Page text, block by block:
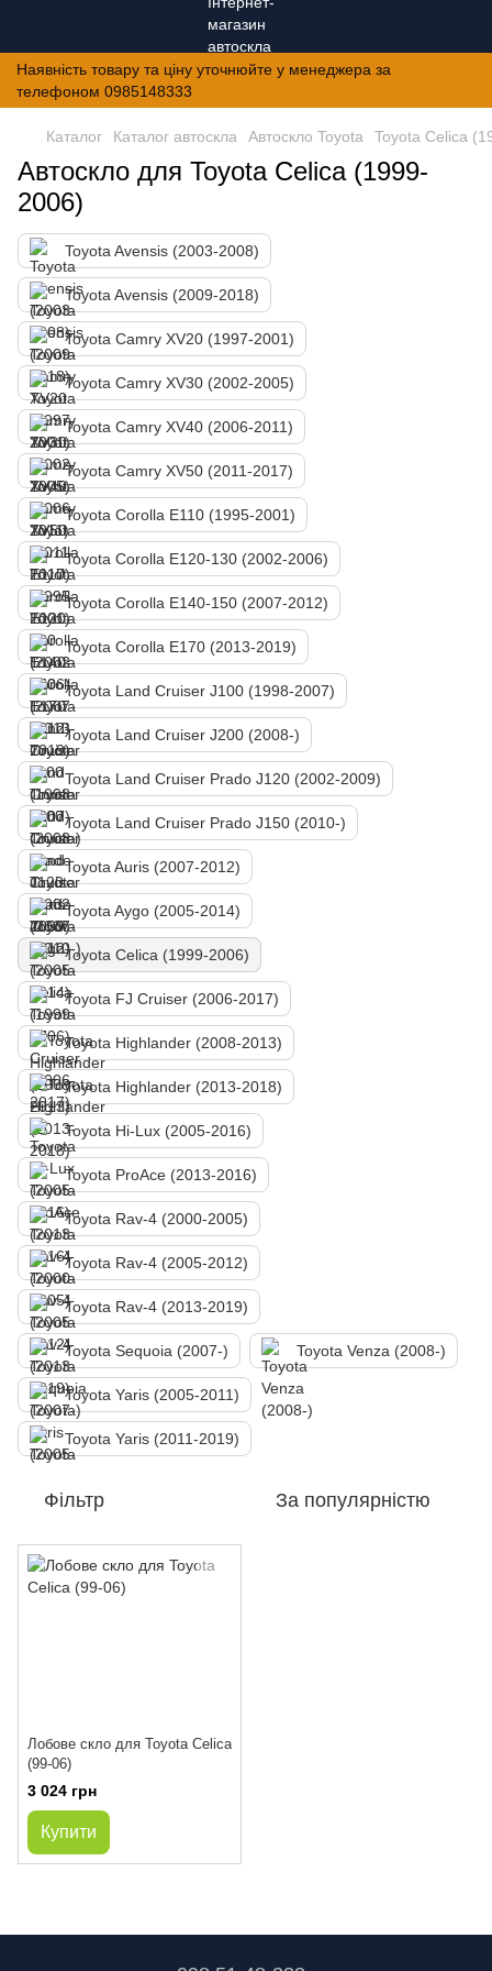
Наявність товару та ціну уточнюйте у менеджера за
телефоном 0985148333
Каталог Каталог автоскла Автоскло Toyota Toyota Celica
Автоскло для Toyota Celica (1999-
2006)
Toyota Avensis (2003-2008)
Toyota Avensis (2009-2018)
Toyota Camry XV20 (1997-2001)
Toyota Camry XV30 (2002-2005)
Toyota Camry XV40 (2006-2011)
Toyota Camry XV50 (2011-2017)
Toyota Corolla E110 (1995-2001)
Toyota Corolla E120-130 (2002-2006)
Toyota Corolla E140-150 (2007-2012)
Toyota Corolla E170 (2013-2019)
Toyota Land Cruiser J100 (1998-2007)
Toyota Land Cruiser J200 (2008-)
Toyota Land Cruiser Prado J120 (2002-2009)
Toyota Land Cruiser Prado J150 (2010-)
Toyota Auris (2007-2012)
Toyota Aygo (2005-2014)
Toyota Celica (1999-2006)
Toyota FJ Cruiser (2006-2017)
Toyota Highlander (2008-2013)
Toyota Highlander (2013-2018)
Toyota Hi-Lux (2005-2016)
Toyota ProAce (2013-2016)
Toyota Rav-4 (2000-2005)
Toyota Rav-4 (2005-2012)
Toyota Rav-4 (2013-2019)
Toyota Sequoia (2007-) Toyota Venza (2008-)
Toyota Yaris (2005-2011)
Toyota Yaris (2011-2019)
Фільтр За популярністю
Лобове скло для Toyota Celica
(99-06)
3 024 грн
Купити